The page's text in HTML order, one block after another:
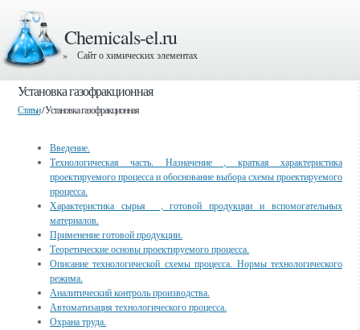
Chemicals-el.ru
» Сайт о химических элементах
Установка газофракционная
Статьи/ Установка газофракционная
Введение.
Технологическая часть. Назначение , краткая характеристика
проектируемого процесса и обоснование выбора схемы проектируемого
процесса.
Характеристика сырья , готовой продукции и вспомогательных
материалов.
Применение готовой продукции.
Теоретические основы проектируемого процесса.
Описание технологической схемы процесса. Нормы технологического
режима.
Аналитический контроль производства.
Автоматизация технологического процесса.
Охрана труда.